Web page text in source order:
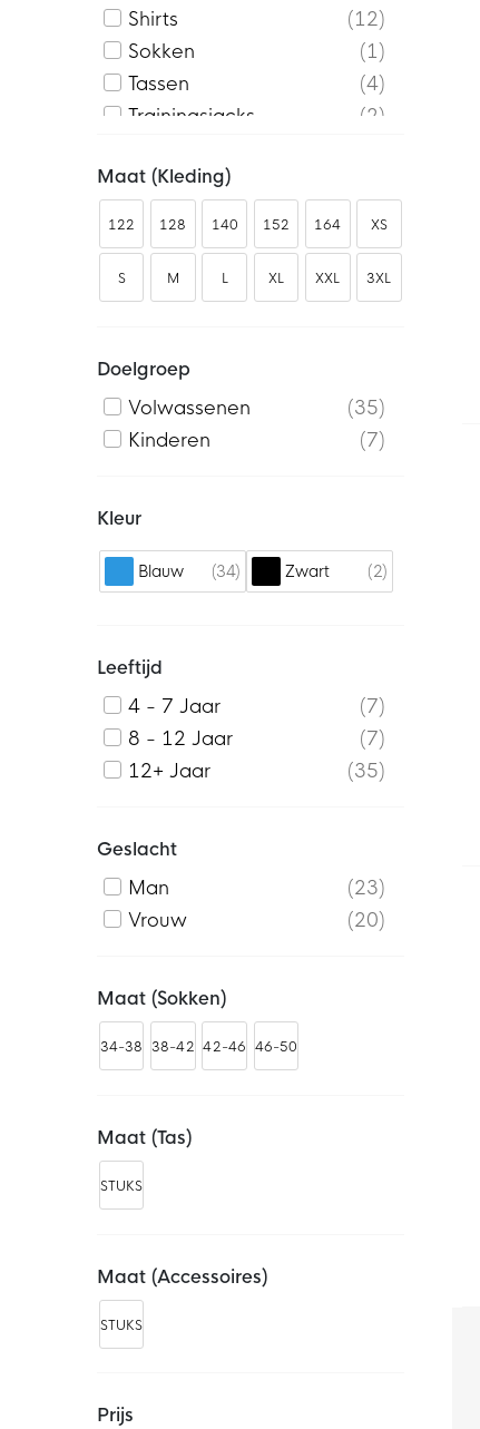
Shirts
12
Sokken
1
Tassen
4
Trainingsjacks
2
Maat (kleding)
122 128 140 152 164 XS
S M L XL XXL 3XL
Doelgroep
Volwassenen
35
Kinderen
7
Kleur
Blauw 34 Zwart 2
Leeftijd
4 - 7 Jaar
7
8 - 12 Jaar
7
12+ Jaar
35
Geslacht
Man
23
Vrouw
20
Maat (sokken)
34-38 38-42 42-46 46-50
Maat (tas)
STUKS
Maat (accessoires)
STUKS
Prijs